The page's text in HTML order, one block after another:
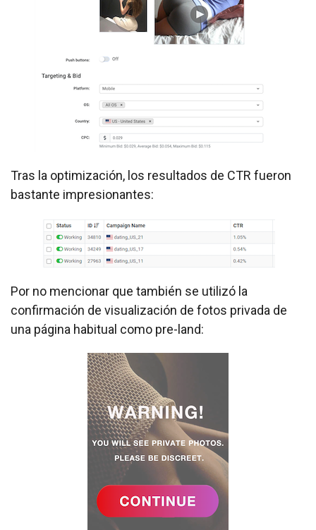
Tras la optimización, los resultados de CTR fueron
bastante impresionantes:
Por no mencionar que también se utilizó la
confirmación de visualización de fotos privada de
una página habitual como pre-land: